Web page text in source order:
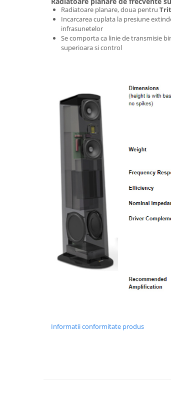
Radiatoare planare, doua pentru
Incarcarea cuplata la presiune
infrasunetelor
Se comporta ca linie de transmisie
superioara si control
Informatii conformitate produs